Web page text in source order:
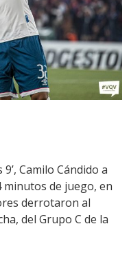
LinkCamilo Cándido a
minutos de juego, en
derrotaron al
del Grupo C de la